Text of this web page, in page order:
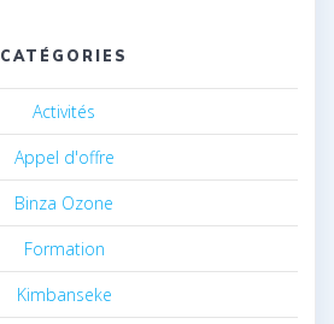
CATÉGORIES
Activités
Appel d'offre
Binza Ozone
Formation
Kimbanseke